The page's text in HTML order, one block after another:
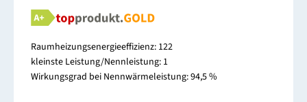
Raumheizungsenergieeffizienz: 122
kleinste Leistung/Nennleistung: 1
Wirkungsgrad bei Nennwärmeleistung: 94,5 %